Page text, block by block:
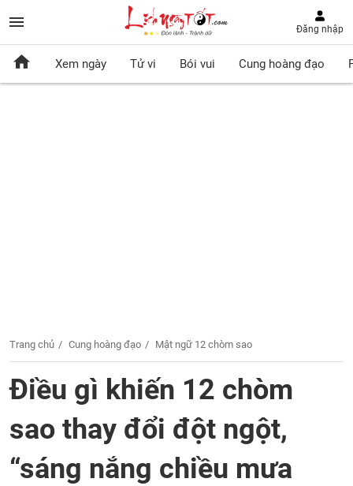
Đăng nhập
Xem ngày Tử vi Bói vui Cung hoàng đạo
Trang chủ Cung hoàng đạo Mật ngữ 12 chòm sao
Điều gì khiến 12 chòm
sao thay đổi đột ngột,
“sáng nắng chiều mưa